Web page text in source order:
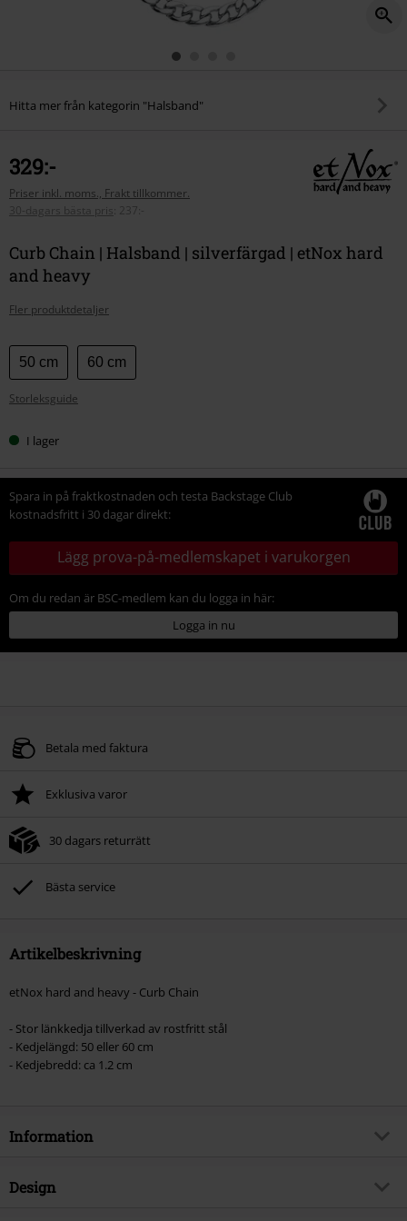
Hitta mer från kategorin "Halsband"
329:-
Priser inkl. moms., Frakt tillkommer.
30-dagars bästa pris
237:-
Curb Chain | Halsband | silverfärgad | etNox hard
and heavy
Fler produktdetaljer
Välj
din
storlek
50 cm 60 cm
Storleksguide
I lager
Spara in på fraktkostnaden och testa Backstage Club
kostnadsfritt i 30 dagar direkt:
Lägg prova-på-medlemskapet i varukorgen
Om du redan är BSC-medlem kan du logga in här:
Logga in nu
Betala med faktura
Exklusiva varor
30 dagars returrätt
Bästa service
Artikelbeskrivning
etNox hard and heavy - Curb Chain
- Stor länkkedja tillverkad av rostfritt stål
- Kedjelängd: 50 eller 60 cm
- Kedjebredd: ca 1.2 cm
Information
Artikelnummer
Design